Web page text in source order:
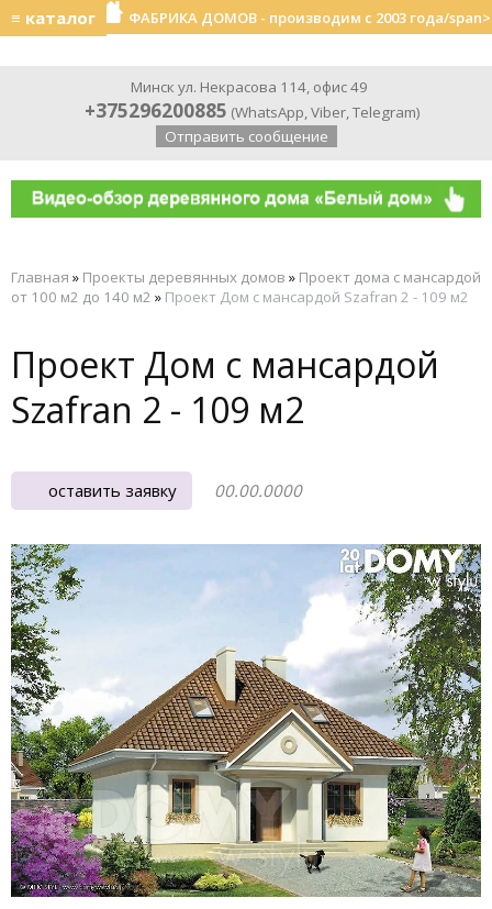
≡ каталог ФАБРИКА ДОМОВ - производим с 2003 года/span>
Минск ул. Некрасова 114, офис 49
+375296200885 (WhatsApp,Viber,Telegram)
Отправить сообщение
Главная » Проекты деревянных домов » Проект дома с мансардой
от 100 м2 до 140 м2 » Проект Дом с мансардой Szafran 2 - 109 м2
Проект Дом с мансардой
Szafran 2 - 109 м2
оставить заявку 00.00.0000